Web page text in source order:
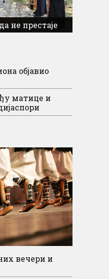
не престаје
објавио
матице и
вечери и